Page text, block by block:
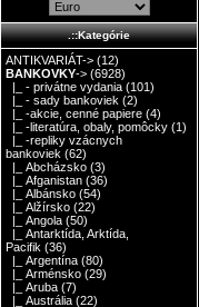
.::Kategórie
ANTIKVARIÁT-> (12)
BANKOVKY-> (6928)
|_ - privátne vydania (101)
|_ - sady bankoviek (2)
|_ -akcie, cenné papiere (4)
|_ -literatúra, obaly, pomôcky (1)
|_ -repliky vzácnych
bankoviek (62)
|_ Abcházsko (3)
|_ Afganistan (36)
|_ Albánsko (54)
|_ Alžírsko (22)
|_ Angola (50)
|_ Antarktída, Arktída,
Pacifik (36)
|_ Argentína (80)
|_ Arménsko (29)
|_ Aruba (7)
|_ Austrália (22)